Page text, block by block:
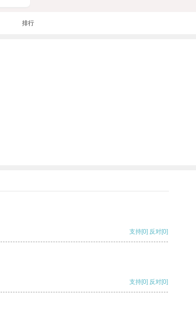
排行
支持[0] 反对[0]
支持[0] 反对[0]